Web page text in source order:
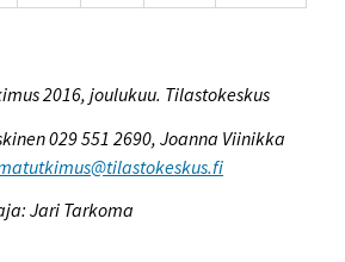
2016, joulukuu. Tilastokeskus
029 551 2690, Joanna Viinikka
Jari Tarkoma